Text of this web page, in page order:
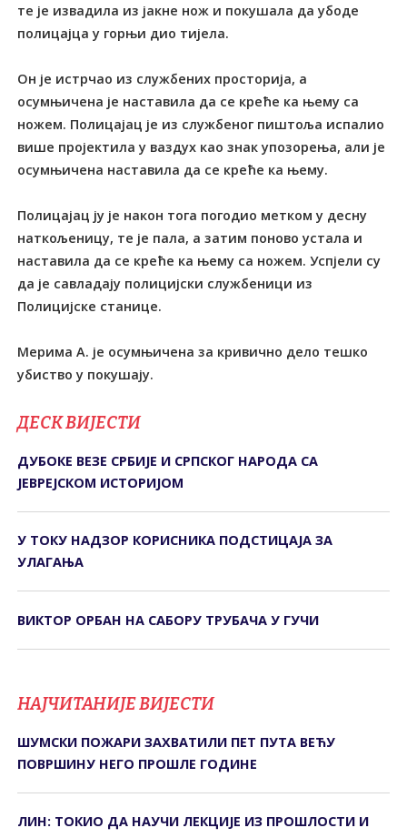
те је извадила из јакне нож и покушала да убоде
полицајца у горњи дио тијела.
Он је истрчао из службених просторија, а
осумњичена је наставила да се креће ка њему са
ножем. Полицајац је из службеног пиштоља испалио
више пројектила у ваздух као знак упозорења, али је
осумњичена наставила да се креће ка њему.
Полицајац ју је након тога погодио метком у десну
наткољеницу, те је пала, а затим поново устала и
наставила да се креће ка њему са ножем. Успјели су
да је савладају полицијски службеници из
Полицијске станице.
Мерима А. је осумњичена за кривично дело тешко
убиство у покушају.
ДЕСК ВИЈЕСТИ
ДУБОКЕ ВЕЗЕ СРБИЈЕ И СРПСКОГ НАРОДА СА
ЈЕВРЕЈСКОМ ИСТОРИЈОМ
У ТОКУ НАДЗОР КОРИСНИКА ПОДСТИЦАЈА ЗА
УЛАГАЊА
ВИКТОР ОРБАН НА САБОРУ ТРУБАЧА У ГУЧИ
НАЈЧИТАНИЈЕ ВИЈЕСТИ
ШУМСКИ ПОЖАРИ ЗАХВАТИЛИ ПЕТ ПУТА ВЕЋУ
ПОВРШИНУ НЕГО ПРОШЛЕ ГОДИНЕ
ЛИН: ТОКИО ДА НАУЧИ ЛЕКЦИЈЕ ИЗ ПРОШЛОСТИ И